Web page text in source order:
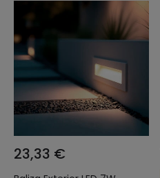
23,33 €